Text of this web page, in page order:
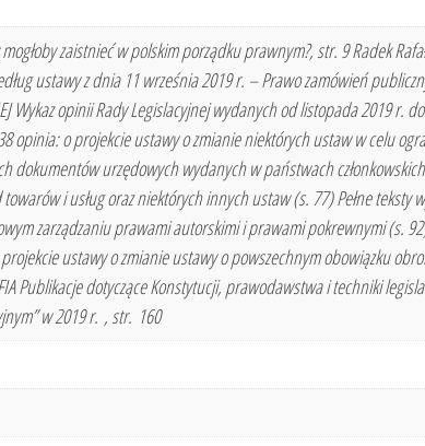
zaistnieć w polskim porządku prawnym?, str. 9 Radek
ustawy z dnia 11 września 2019 r. – Prawo zamówień
Wykaz opinii Rady Legislacyjnej wydanych od listopada 2019 r.
o projekcie ustawy o zmianie niektórych ustaw w celu
dokumentów urzędowych wydanych w państwach
i usług oraz niektórych innych ustaw (s. 77) Pełne teksty
zarządzaniu prawami autorskimi i prawami pokrewnymi (s.
ustawy o zmianie ustawy o powszechnym obowiązku
Publikacje dotyczące Konstytucji, prawodawstwa i techniki
w 2019 r. , str. 160